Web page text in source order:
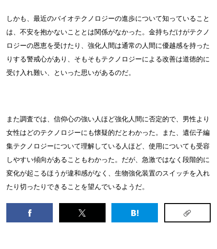
しかも、最近のバイオテクノロジーの進歩について知っていること
は、不安を抱かないこととは関係がなかった。金持ちだけがテクノ
ロジーの恩恵を受けたり、強化人間は通常の人間に優越感を持った
りする警戒心があり、そもそもテクノロジーによる改善は道徳的に
受け入れ難い、といった思いがあるのだ。
また調査では、信仰心の強い人ほど強化人間に否定的で、男性より
女性はどのテクノロジーにも懐疑的だとわかった。また、遺伝子編
集テクノロジーについて理解している人ほど、使用についても受容
しやすい傾向があることもわかった。だが、急激ではなく段階的に
変化が起こるほうが違和感がなく、生物強化装置のスイッチを入れ
たり切ったりできることを望んでいるようだ。